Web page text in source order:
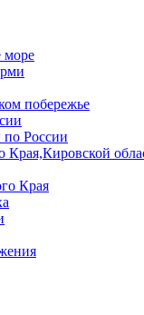
море
побережье
России
Края,Кировской
Края